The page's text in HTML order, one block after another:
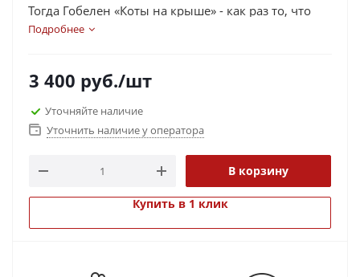
Тогда Гобелен «Коты на крыше» - как раз то, что
нужно: эксклюзивная работа от мастера! Такой
Подробнее
3 400 руб./шт
Уточняйте наличие
Уточнить наличие у оператора
В корзину
Купить в 1 клик